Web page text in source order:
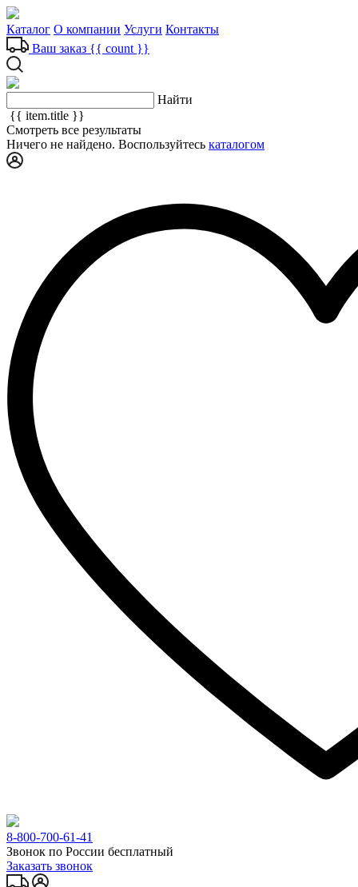
Каталог О компании Услуги Контакты
Ваш заказ {{ count }}
Найти
{{ item.title }}
Смотреть все результаты
Ничего не найдено. Воспользуйтесь каталогом
8-800-700-61-41
Звонок по России бесплатный
Заказать звонок